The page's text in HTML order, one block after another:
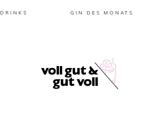
DRINKS GIN DES MONATS